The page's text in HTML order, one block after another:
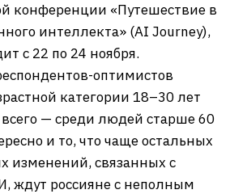
конференции «Путешествие в
интеллекта» (AI Journey),
с 22 по 24 ноября.
оптимистов
категории 18–30 лет
— среди людей старше 60
и то, что чаще остальных
изменений, связанных с
ждут россияне с неполным